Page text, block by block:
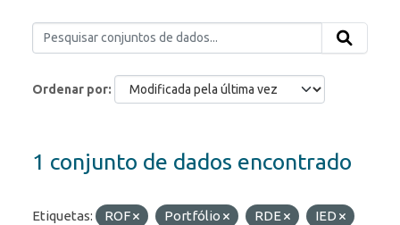
Ordenar por
1 conjunto de dados encontrado
Etiquetas: ROF Portfólio RDE
IED